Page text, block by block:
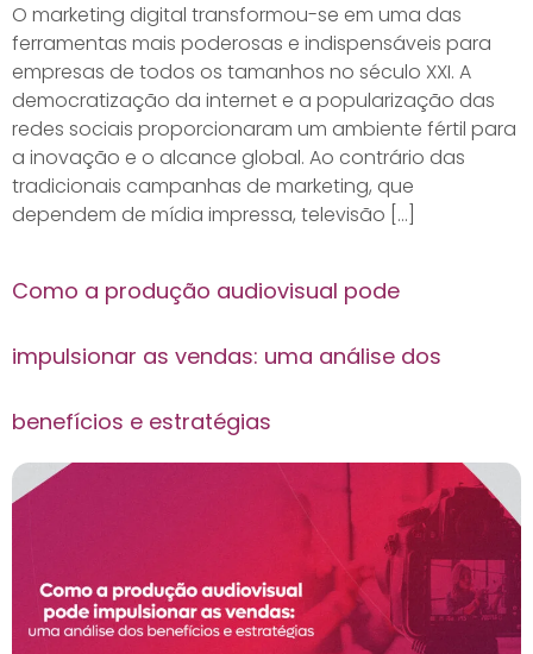
O marketing digital transformou-se em uma das
ferramentas mais poderosas e indispensáveis para
empresas de todos os tamanhos no século XXI. A
democratização da internet e a popularização das
redes sociais proporcionaram um ambiente fértil para
a inovação e o alcance global. Ao contrário das
tradicionais campanhas de marketing, que
dependem de mídia impressa, televisão […]
Como a produção audiovisual pode
impulsionar as vendas: uma análise dos
benefícios e estratégias